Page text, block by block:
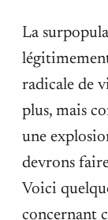
La
radicale de
plus, mais
une
devrons
Voici
concernant